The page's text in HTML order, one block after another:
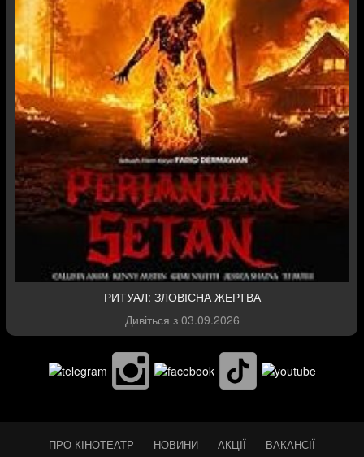
РИТУАЛ: ЗЛОВІСНА ЖЕРТВА
Дивіться з 03.09.2026
ПРО КІНОТЕАТР НОВИНИ АКЦІЇ ВАКАНСІЇ